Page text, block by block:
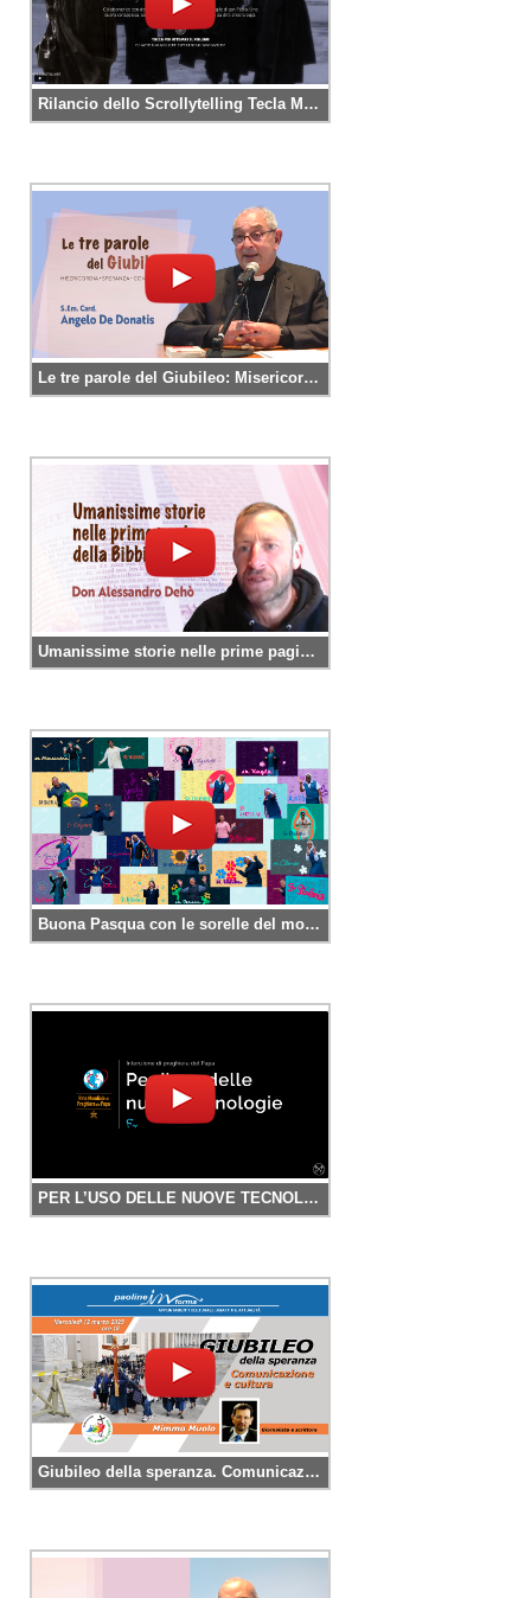
Rilancio dello Scrollytelling Tecla Merlo con le nuove lingue
Le tre parole del Giubileo: Misericordia. Speranza. Conversione.
Umanissime storie nelle prime pagine della Bibbia. Don Alessandro Dehò
Buona Pasqua con le sorelle del mondo
PER L’USO DELLE NUOVE TECNOLOGIE – IL VIDEO DEL PAPA – APRILE 2025
Giubileo della speranza. Comunicazione e cultura